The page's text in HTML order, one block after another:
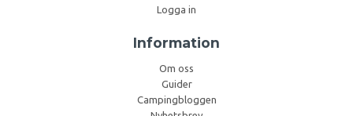
Logga in
Information
Om oss
Guider
Campingbloggen